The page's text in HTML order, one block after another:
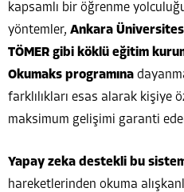
kapsamlı bir öğrenme
yöntemler, Ankara
TÖMER gibi köklü eğitim
Okumaks programına
farklılıkları esas alarak kişiye
maksimum gelişimi garanti
Yapay zeka destekli bu
hareketlerinden okuma